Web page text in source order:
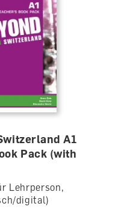
A1
Pack (with
Lehrperson,
digital)